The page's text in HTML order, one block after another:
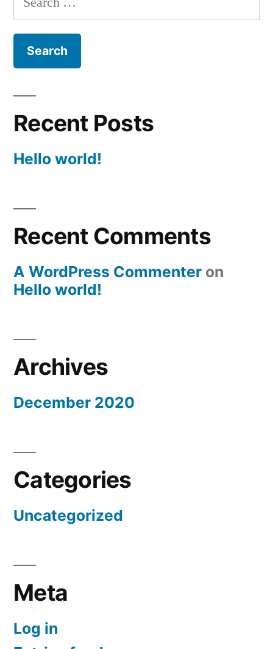
for:
Recent Posts
Hello world!
Recent Comments
A WordPress Commenter on
Hello world!
Archives
December 2020
Categories
Uncategorized
Meta
Log in